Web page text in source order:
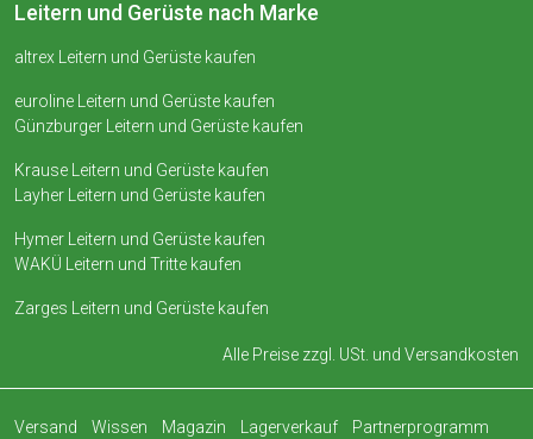
Leitern und Gerüste nach Marke
altrex Leitern und Gerüste kaufen
euroline Leitern und Gerüste kaufen
Günzburger Leitern und Gerüste kaufen
Krause Leitern und Gerüste kaufen
Layher Leitern und Gerüste kaufen
Hymer Leitern und Gerüste kaufen
WAKÜ Leitern und Tritte kaufen
Zarges Leitern und Gerüste kaufen
Alle Preise zzgl. USt. und Versandkosten
Versand Wissen Magazin Lagerverkauf
Partnerprogramm